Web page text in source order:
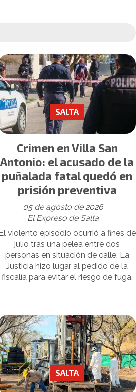
Crimen en Villa San
Antonio: el acusado de la
puñalada fatal quedó en
prisión preventiva
El Expreso de Salta
SALTA
05 de agosto de 2026
El violento episodio ocurrió a fines de
julio tras una pelea entre dos
personas en situación de calle. La
Justicia hizo lugar al pedido de la
fiscalía para evitar el riesgo de fuga.
SALTA